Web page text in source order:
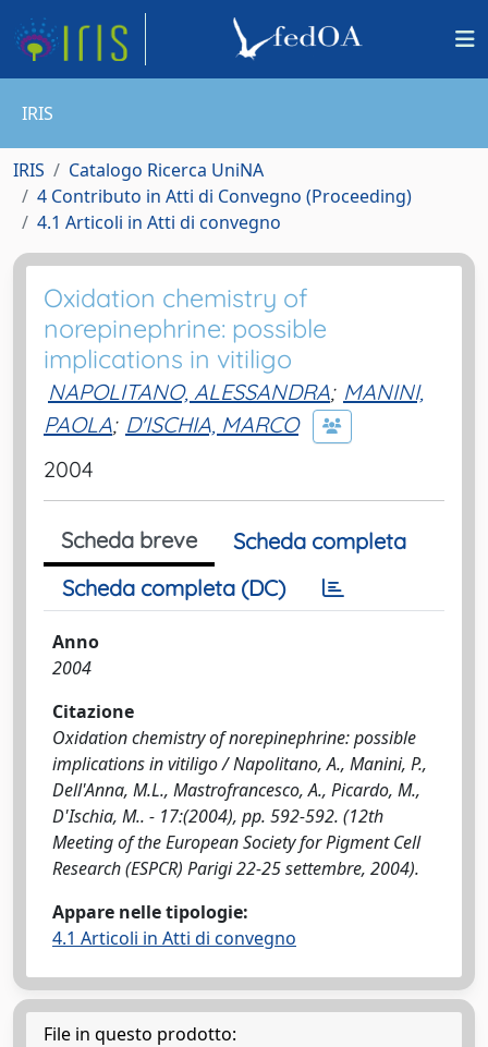
IRIS
IRIS
Catalogo Ricerca UniNA
4 Contributo in Atti di Convegno (Proceeding)
4.1 Articoli in Atti di convegno
Oxidation chemistry of
norepinephrine: possible
implications in vitiligo
NAPOLITANO, ALESSANDRA; MANINI,
PAOLA; D'ISCHIA, MARCO
2004
Scheda breve
Scheda completa
Scheda completa (DC)
Anno
2004
Citazione
Oxidation chemistry of norepinephrine: possible
implications in vitiligo / Napolitano, A., Manini, P.,
Dell'Anna, M.L., Mastrofrancesco, A., Picardo, M.,
D'Ischia, M.. - 17:(2004), pp. 592-592. (12th
Meeting of the European Society for Pigment Cell
Research (ESPCR) Parigi 22-25 settembre, 2004).
Appare nelle tipologie:
4.1 Articoli in Atti di convegno
File in questo prodotto: